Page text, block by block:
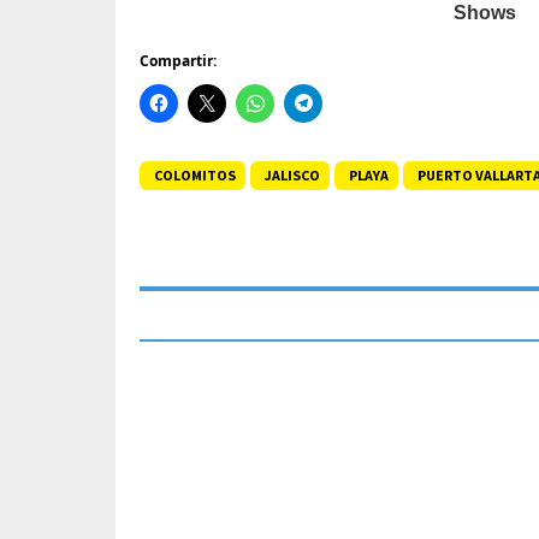
Compartir:
COLOMITOS JALISCO PLAYA PUERTO